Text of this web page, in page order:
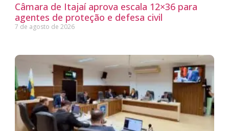
Câmara de Itajaí aprova escala 12×36 para
agentes de proteção e defesa civil
7 de agosto de 2026